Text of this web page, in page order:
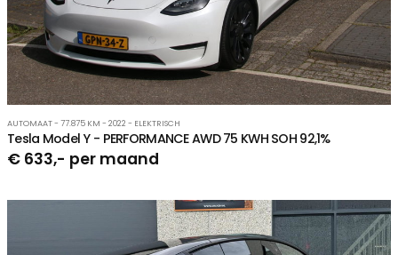
AUTOMAAT - 77.875 KM - 2022 - ELEKTRISCH
Tesla Model Y - PERFORMANCE AWD 75 KWH SOH 92,1%
€ 633,- per maand